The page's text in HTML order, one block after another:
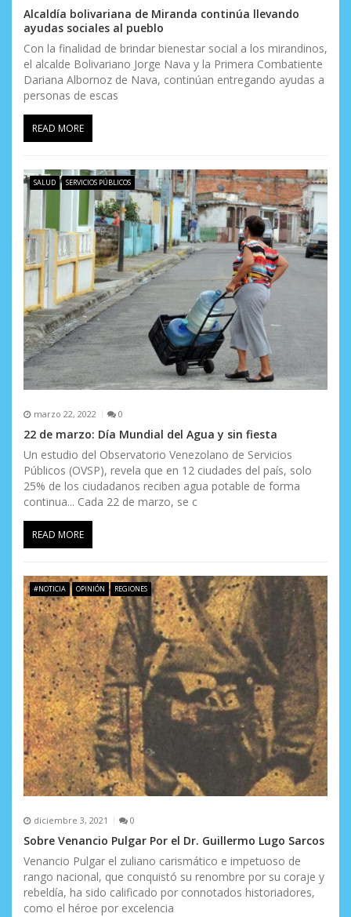
Alcaldía bolivariana de Miranda continúa llevando
ayudas sociales al pueblo
Con la finalidad de brindar bienestar social a los mirandinos,
el alcalde Bolivariano Jorge Nava y la Primera Combatiente
Dariana Albornoz de Nava, continúan entregando ayudas a
personas de escas
READ MORE
SALUD SERVICIOS PÚBLICOS
marzo 22, 2022 0
22 de marzo: Día Mundial del Agua y sin fiesta
Un estudio del Observatorio Venezolano de Servicios
Públicos (OVSP), revela que en 12 ciudades del país, solo
25% de los ciudadanos reciben agua potable de forma
continua... Cada 22 de marzo, se c
READ MORE
#NOTICIA OPINIÓN REGIONES
diciembre 3, 2021 0
Sobre Venancio Pulgar Por el Dr. Guillermo Lugo Sarcos
Venancio Pulgar el zuliano carismático e impetuoso de
rango nacional, que conquistó su renombre por su coraje y
rebeldía, ha sido calificado por connotados historiadores,
como el héroe por excelencia